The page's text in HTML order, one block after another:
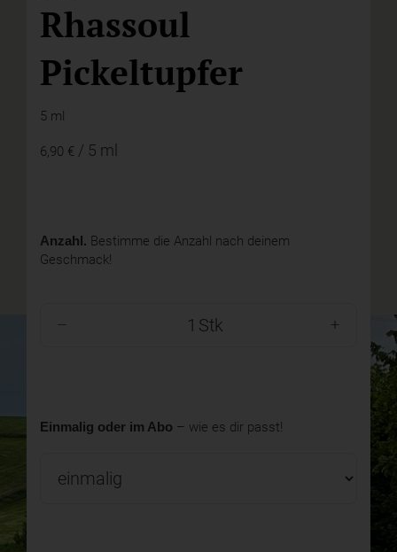
Rhassoul
Pickeltupfer
5 ml
6,90 € / 5 ml
Anzahl. Bestimme die Anzahl nach deinem
Geschmack!
Stk
Einmalig oder im Abo – wie es dir passt!